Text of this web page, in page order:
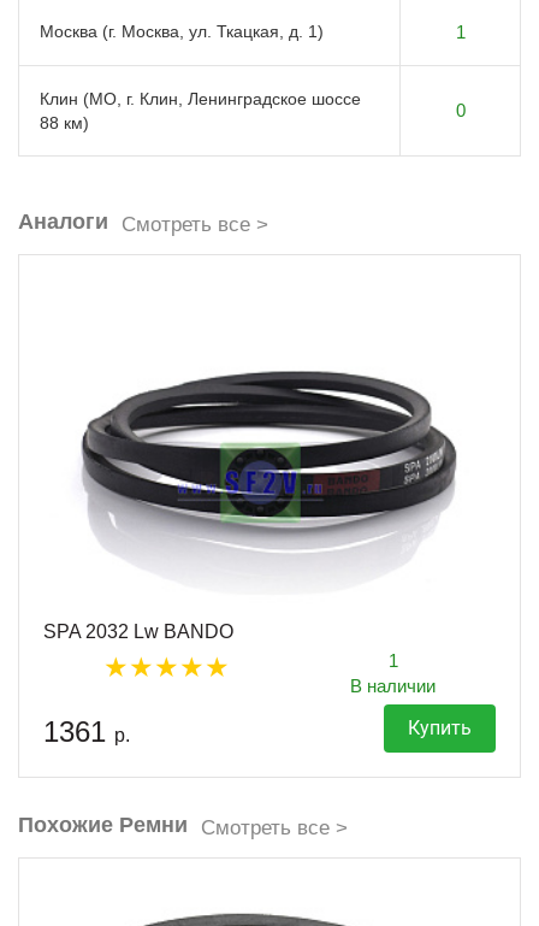
Москва (г. Москва, ул. Ткацкая, д. 1) 1
Клин (МО, г. Клин, Ленинградское шоссе
88 км)
0
Аналоги Смотреть все >
SPA 2032 Lw BANDO
1
В наличии
1361 р. Купить
Похожие Ремни Смотреть все >